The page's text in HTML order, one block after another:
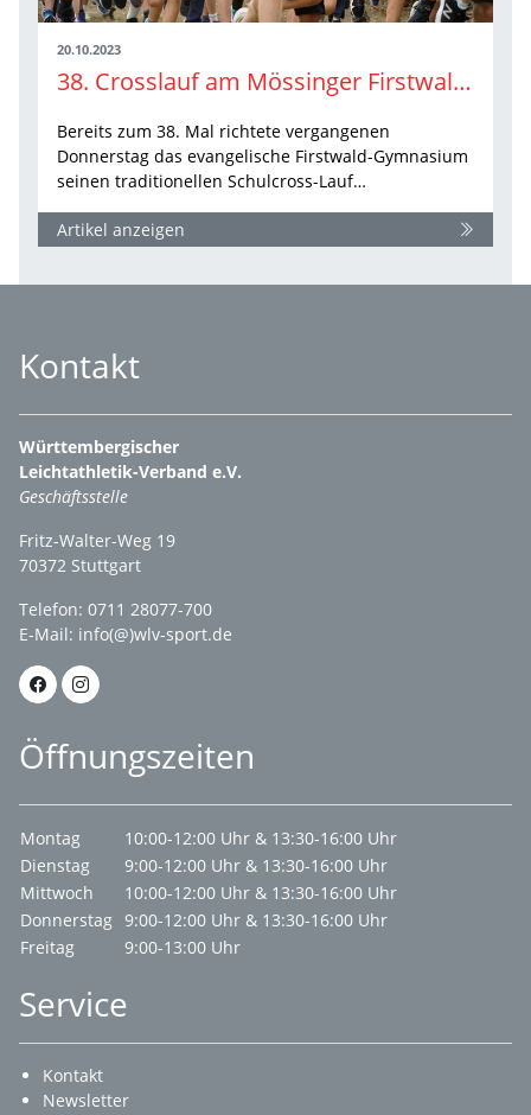
20.10.2023
38. Crosslauf am Mössinger Firstwald-Gymnasium
Bereits zum 38. Mal richtete vergangenen
Donnerstag das evangelische Firstwald-Gymnasium
seinen traditionellen Schulcross-Lauf…
Artikel anzeigen
Kontakt
Württembergischer
Leichtathletik-Verband e.V.
Geschäftsstelle
Fritz-Walter-Weg 19
70372 Stuttgart
Telefon: 0711 28077-700
E-Mail: info(@)wlv-sport.de
Öffnungszeiten
Montag
10:00-12:00 Uhr & 13:30-16:00 Uhr
Dienstag
9:00-12:00 Uhr & 13:30-16:00 Uhr
Mittwoch
10:00-12:00 Uhr & 13:30-16:00 Uhr
Donnerstag 9:00-12:00 Uhr & 13:30-16:00 Uhr
Freitag
9:00-13:00 Uhr
Service
Kontakt
Newsletter